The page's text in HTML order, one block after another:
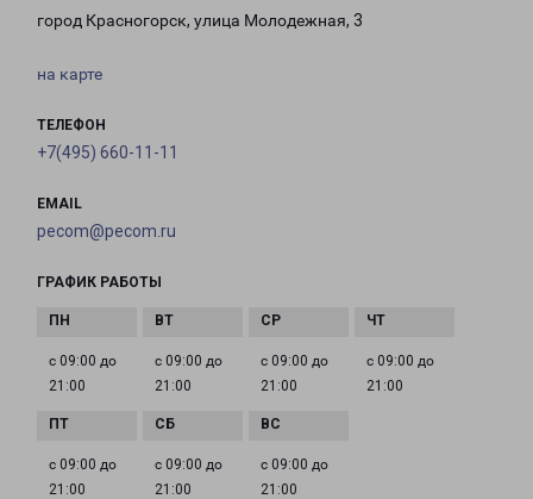
город Красногорск, улица Молодежная, 3
на карте
ТЕЛЕФОН
+7(495) 660-11-11
EMAIL
pecom@pecom.ru
ГРАФИК РАБОТЫ
с 09:00 до
21:00
с 09:00 до
21:00
с 09:00 до
21:00
с 09:00 до
21:00
с 09:00 до
21:00
с 09:00 до
21:00
с 09:00 до
21:00